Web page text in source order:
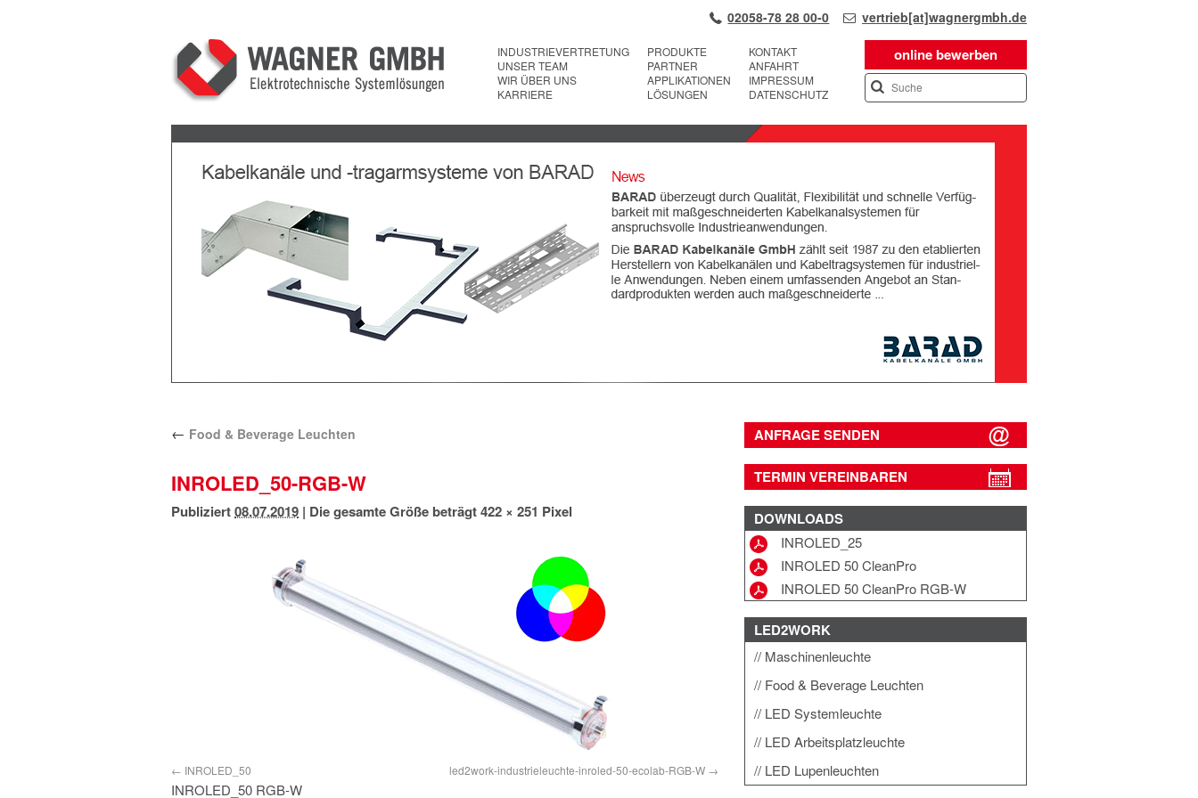
02058-78 28 00-0 vertrieb[at]wagnergmbh.de
online bewerben
INDUSTRIEVERTRETUNG
UNSER TEAM
WIR ÜBER UNS
KARRIERE
PRODUKTE
PARTNER
APPLIKATIONEN
LÖSUNGEN
KONTAKT
ANFAHRT
IMPRESSUM
DATENSCHUTZ
Next
← Food & Beverage Leuchten
INROLED_50-RGB-W
Publiziert08.07.2019 | Die gesamte Größe beträgt422 × 251 Pixel
INROLED_50 led2work-industrieleuchte-inroled-50-ecolab-RGB-W
INROLED_50 RGB-W
ANFRAGE SENDEN
TERMIN VEREINBAREN
DOWNLOADS
INROLED_25
INROLED 50 CleanPro
INROLED 50 CleanPro RGB-W
LED2WORK
Maschinenleuchte
Food & Beverage Leuchten
LED Systemleuchte
LED Arbeitsplatzleuchte
LED Lupenleuchten